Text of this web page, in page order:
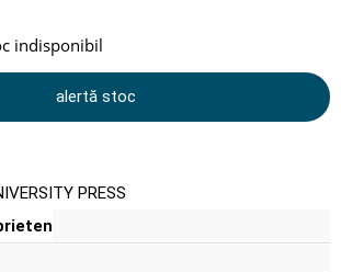
indisponibil
alertă stoc
PRESS